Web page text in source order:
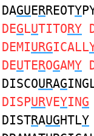
DAGUERREOTY
DEGLUTITORY
DEMIURGICALL
DEUTEROGAMY
DISCOURAG
DISPURVEYING
DISTRAUGHTLY